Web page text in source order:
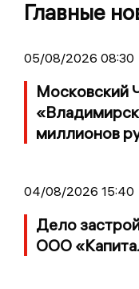
Главные
05/08/2026 08:30
Московский
миллионов
04/08/2026 15:40
Дело
ООО